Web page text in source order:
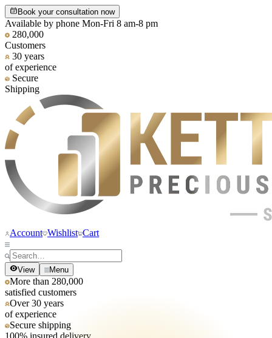
Book your consultation now
Available by phone Mon-Fri 8 am-8 pm
280,000
Customers
30 years
of experience
Secure
Shipping
Account Wishlist Cart
View Menu
More than 280,000
satisfied customers
Over 30 years
of experience
Secure shipping
100% insured delivery